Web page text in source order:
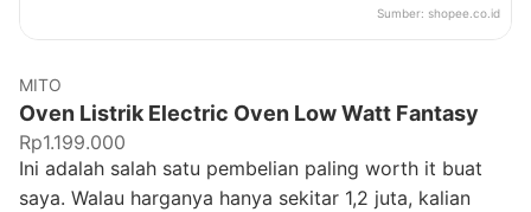
Sumber: shopee.co.id
MITO
Oven Listrik Electric Oven Low Watt Fantasy
Rp1.199.000
Ini adalah salah satu pembelian paling worth it buat
saya. Walau harganya hanya sekitar 1,2 juta, kalian